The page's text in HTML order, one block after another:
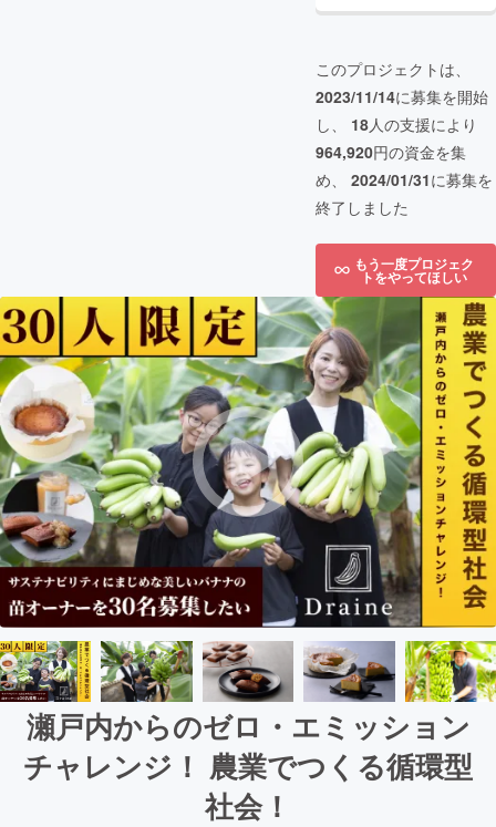
このプロジェクトは、
2023/11/14に募集を開始
し、 18人の支援により
964,920円の資金を集
め、 2024/01/31に募集を
終了しました
もう一度プロジェク
トをやってほしい
瀬戸内からのゼロ・エミッション
チャレンジ！ 農業でつくる循環型
社会！